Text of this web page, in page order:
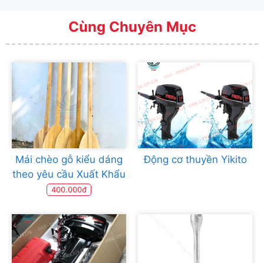
Cùng Chuyên Mục
Mái chèo gỗ kiểu dáng
theo yêu cầu Xuất Khẩu
400.000đ
Động cơ thuyền Yikito